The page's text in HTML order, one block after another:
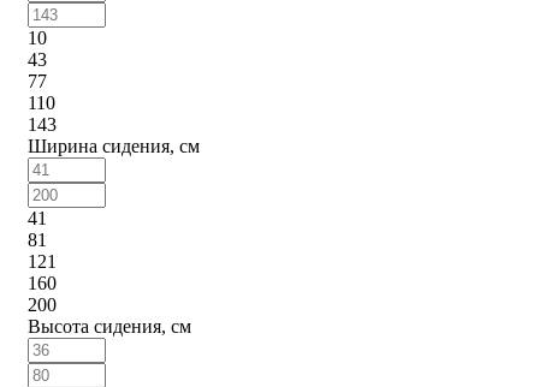
10
43
77
110
143
Ширина сидения, см
41
81
121
160
200
Высота сидения, см